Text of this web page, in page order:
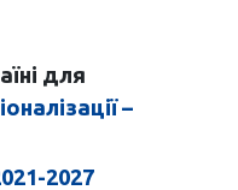
для
–
2027